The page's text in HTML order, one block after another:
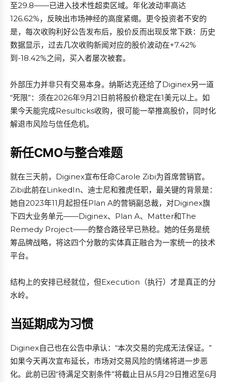
至29.8——已进入技术性超卖区域。年化波动率高达
126.62%，反映出市场神经的高度紧绷。更令投资者不安的
是，每次收购利好公告发布后，股价反而出现反常下跌：历史
数据显示，过去几次收购新闻对应的股价波动在+7.42%
到-18.42%之间，买入者屡次被套。
外部压力并非只有交易本身。纳斯达克还给了Diginex另一道
“死限”：须在2026年9月21日前将股价稳定在1美元以上。如
果今天能完成Resulticks收购，很可能一举推高股价，同时化
解退市风险与信任危机。
新任CMO与整合难题
就在三天前，Diginex宣布任命Carole Zibi为首席营销官。
Zibi此前在LinkedIn、迪士尼和雅虎任职，最关键的背景是：
她自2023年11月起担任Plan A的营销副总裁，对Diginex旗
下四大业务单元——Diginex、Plan A、Matter和The
Remedy Project——的整合路径早已熟稔。她的任务是统
筹品牌战略，将这四个分散的实体真正融合为一家统一的技术
平台。
结构上的安排已经就位，但Execution（执行）才是真正的分
水岭。
当延期成为习惯
Diginex自己也在公告中承认：“本次交易的完成无法保证。”
如果今天再次宣布延长，市场对交易风险的情绪将进一步恶
化。此前已因“待满足交割条件”将截止日从5月29日推迟至6月